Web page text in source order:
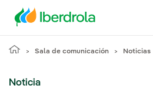
Sala de comunicación Noticias
Noticia